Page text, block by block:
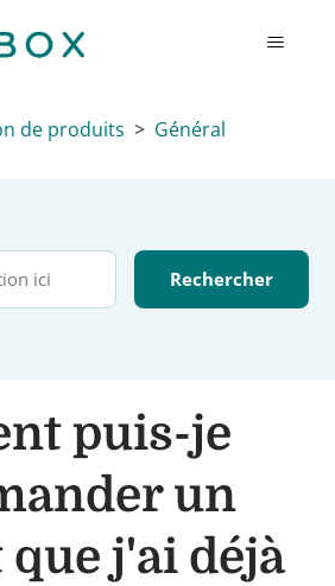
de produits Général
puis-je
un
j'ai déjà